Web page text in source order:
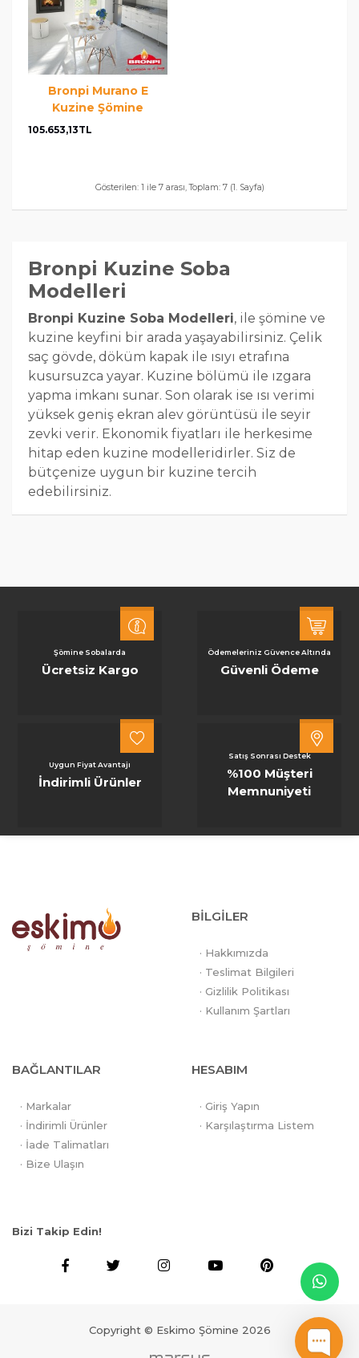
Bronpi Murano E
Kuzine Şömine
105.653,13TL
Gösterilen: 1 ile 7 arası, Toplam: 7 (1. Sayfa)
Bronpi Kuzine Soba
Modelleri
Bronpi Kuzine Soba Modelleri, ile şömine ve
kuzine keyfini bir arada yaşayabilirsiniz. Çelik
saç gövde, döküm kapak ile ısıyı etrafına
kusursuzca yayar. Kuzine bölümü ile ızgara
yapma imkanı sunar. Son olarak ise ısı verimi
yüksek geniş ekran alev görüntüsü ile seyir
zevki verir. Ekonomik fiyatları ile herkesime
hitap eden kuzine modelleridirler. Siz de
bütçenize uygun bir kuzine tercih
edebilirsiniz.
ise çoğu diğer kuzineye göre daha geniştir.
Mutfaklarda, salonlarda, kış bahçelerinde,
teraslarda tercih edilebilirler. Baca çapları 150
ile 200 mm arasında değişmektedir.
kullanılmaktadır. Borular verilen rakamlara
dahil değildir. Çift gövde sayesinde üst kuzine
bölümlerine eşit bir şekilde ısı dağılımı yapar.
Bu sayede yemeğiniz eşit bir şekilde pişer.
Şömine Sobalarda
Ücretsiz Kargo
Ödemeleriniz Güvence Altında
Güvenli Ödeme
Uygun Fiyat Avantajı
İndirimli Ürünler
Satış Sonrası Destek
%100 Müşteri
Memnuniyeti
BİLGİLER
· Hakkımızda
· Teslimat Bilgileri
· Gizlilik Politikası
· Kullanım Şartları
BAĞLANTILAR
· Markalar
· İndirimli Ürünler
· İade Talimatları
· Bize Ulaşın
HESABIM
· Giriş Yapın
· Karşılaştırma Listem
Bizi Takip Edin!
Copyright © Eskimo Şömine 2026